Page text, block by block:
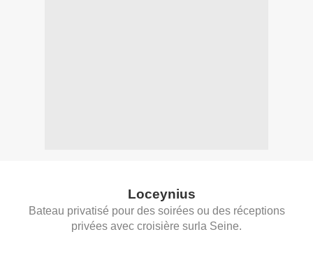
Loceynius
Bateau privatisé pour des soirées ou des réceptions
privées avec croisière surla Seine.